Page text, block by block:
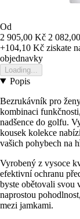
Od
2 905,00 Kč 2
+104,10 Kč ziskate
objednavky
Loading...
Popis
Bezrukávník pro
kombinaci
nadšence do golfu.
kousek kolekce
vašich pohybech na
Vyrobený z vysoce
efektivní ochranu
byste obětovali svou
naprostou
mezi jamkami.